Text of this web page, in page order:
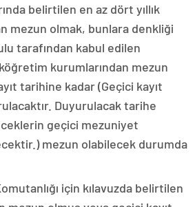
belirtilen en az dört yıllık
mezun olmak, bunlara denkliği
tarafından kabul edilen
kurumlarından mezun
tarihine kadar (Geçici kayıt
Duyurulacak tarihe
geçici mezuniyet
mezun olabilecek durumda
için kılavuzda belirtilen